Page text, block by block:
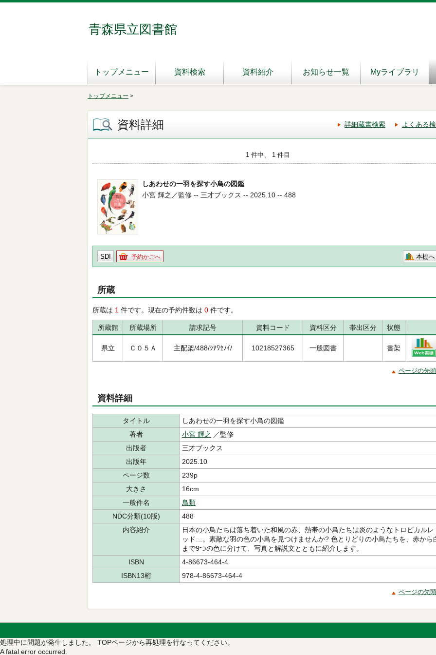
青森県立図書館
トップメニュー 資料検索 資料紹介 お知らせ一覧 Myライブラリ
トップメニュー >
資料詳細 詳細蔵書検索 よくある
1 件中、 1 件目
しあわせの一羽を探す小鳥の図鑑
小宮 輝之／監修 -- 三才ブックス -- 2025.10 -- 488
SDI 予約かごへ 本棚へ
所蔵
所蔵は 1 件です。現在の予約件数は 0 件です。
所蔵館 所蔵場所 請求記号 資料コード 資料区分 帯出区分 状態
県立 Ｃ０５Ａ 主配架/488/ｼｱﾜｾﾉｲ/ 10218527365 一般図書 書架
ページの先
資料詳細
タイトル
しあわせの一羽を探す小鳥の図鑑
著者
小宮 輝之 ／監修
出版者
三才ブックス
出版年
2025.10
ページ数
239p
大きさ
16cm
一般件名
鳥類
NDC分類(10版)
488
内容紹介
日本の小鳥たちは落ち着いた和風の赤、熱帯の小鳥たちは炎のようなトロピカルレ
ッド…。素敵な羽の色の小鳥を見つけませんか? 色とりどりの小鳥たちを、赤から
まで9つの色に分けて、写真と解説文とともに紹介します。
ISBN
4-86673-464-4
ISBN13桁
978-4-86673-464-4
ページの先
処理中に問題が発生しました。 TOPページから再処理を行なってください。
A fatal error occurred.